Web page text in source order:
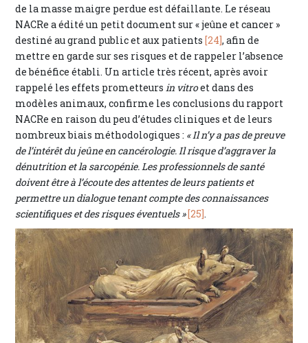
de la masse maigre perdue est défaillante. Le réseau
NACRe a édité un petit document sur « jeûne et cancer »
destiné au grand public et aux patients[24], afin de
mettre en garde sur ses risques et de rappeler l’absence
de bénéfice établi. Un article très récent, après avoir
rappelé les effets prometteurs in vitroet dans des
modèles animaux, confirme les conclusions du rapport
NACRe en raison du peu d’études cliniques et de leurs
nombreux biais méthodologiques : « Il n’y a pas de preuve
de l’intérêt du jeûne en cancérologie. Il risque d’aggraver la
dénutrition et la sarcopénie. Les professionnels de santé
doivent être à l’écoute des attentes de leurs patients et
permettre un dialogue tenant compte des connaissances
scientifiques et des risques éventuels »[25].